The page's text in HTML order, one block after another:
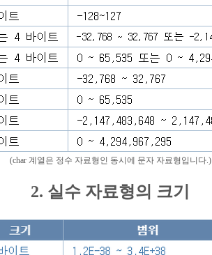
(char 계열은 정수 자료형인 동시에 문자 자료형입니다.)
2. 실수 자료형의 크기